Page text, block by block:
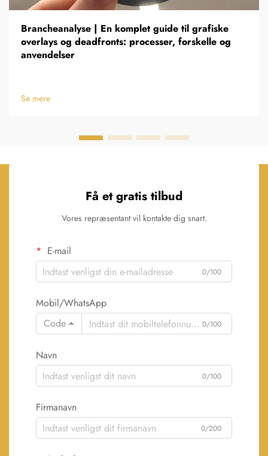
Brancheanalyse | En komplet guide til grafiske
overlays og deadfronts: processer, forskelle og
anvendelser
Se mere
Få et gratis tilbud
Vores repræsentant vil kontakte dig snart.
E-mail
0/100
Mobil/WhatsApp
Code
0/100
Navn
0/100
Firmanavn
0/200